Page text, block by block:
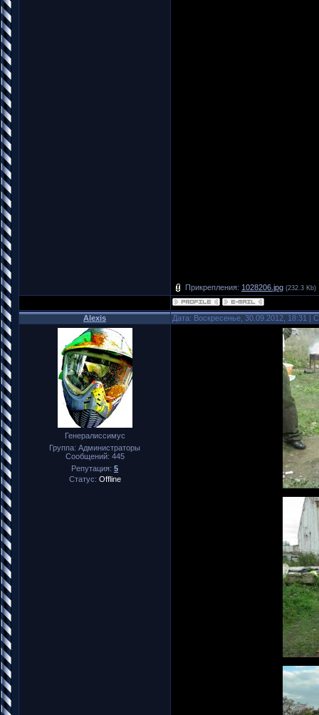
Прикрепления: 1028206.jpg (232.3 Kb)
Alexis Дата: Воскресенье, 30.09.2012, 18:31 |
Генералиссимус
Группа: Администраторы
Сообщений: 445
Репутация: 5
Статус: Offline